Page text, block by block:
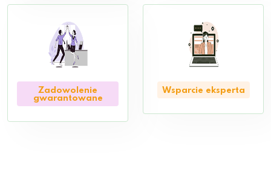
Zadowolenie
gwarantowane
Wsparcie eksperta